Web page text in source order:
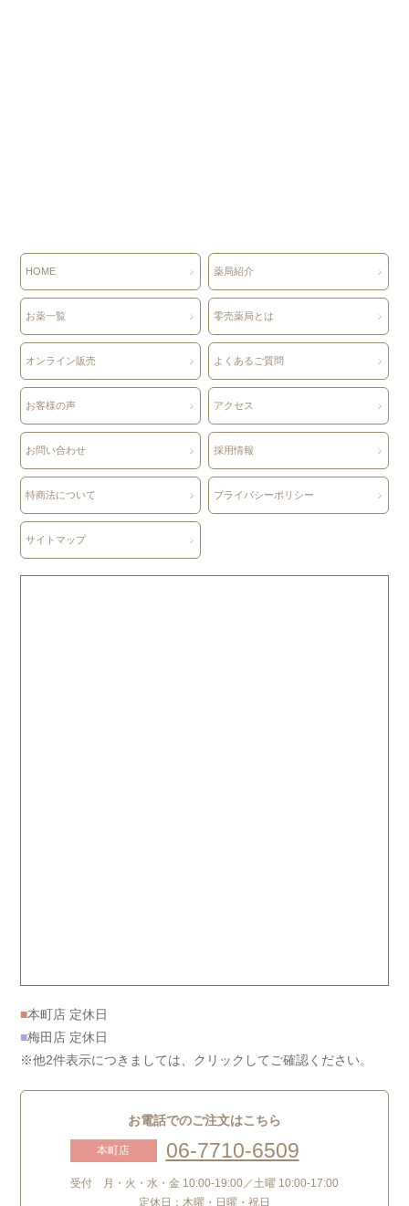
HOME 薬局紹介
お薬一覧 零売薬局とは
オンライン販売 よくあるご質問
お客様の声 アクセス
お問い合わせ 採用情報
特商法について プライバシーポリシー
サイトマップ
■本町店 定休日
■梅田店 定休日
※他2件表示につきましては、クリックしてご確認ください。
お電話でのご注文はこちら
本町店 06-7710-6509
受付 月・火・水・金 10:00-19:00／土曜 10:00-17:00
定休日：木曜・日曜・祝日